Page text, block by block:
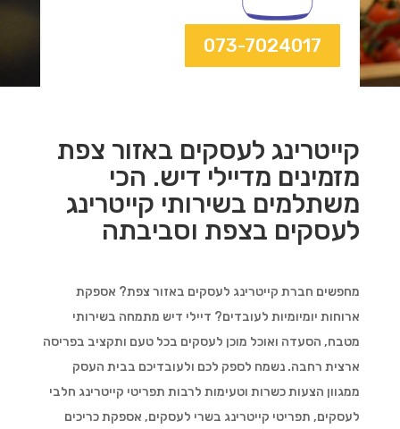
073-7024017
קייטרינג לעסקים באזור צפת
מזמינים מדיילי דיש. הכי
משתלמים בשירותי קייטרינג
לעסקים בצפת וסביבתה
מחפשים חברת קייטרינג לעסקים באזור צפת? אספקת
ארוחות יומיומיות לעובדים? דיילי דיש מתמחה בשירותי
מטבח, הסעדה ואוכל מוכן לעסקים בכל טעם ותקציב בפריסה
ארצית רחבה. נשמח לספק לכם ולעובדיכם בבית העסק
ממגוון הצעות כשרות וטעימות לרבות תפריטי קייטרינג חלבי
לעסקים, תפריטי קייטרינג בשרי לעסקים, אספקת כריכים